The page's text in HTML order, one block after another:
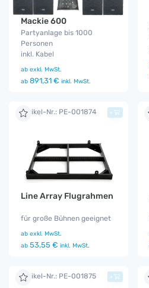
Mackie 600
Partyanlage bis 1000
Personen
inkl. Kabel
ab exkl. MwSt.
ab 891,31 € inkl. MwSt.
Artikel-Nr.: PE-001874
Line Array Flugrahmen
für große Bühnen geeignet
ab exkl. MwSt.
ab 53,55 € inkl. MwSt.
+
Artikel-Nr.: PE-001875 +